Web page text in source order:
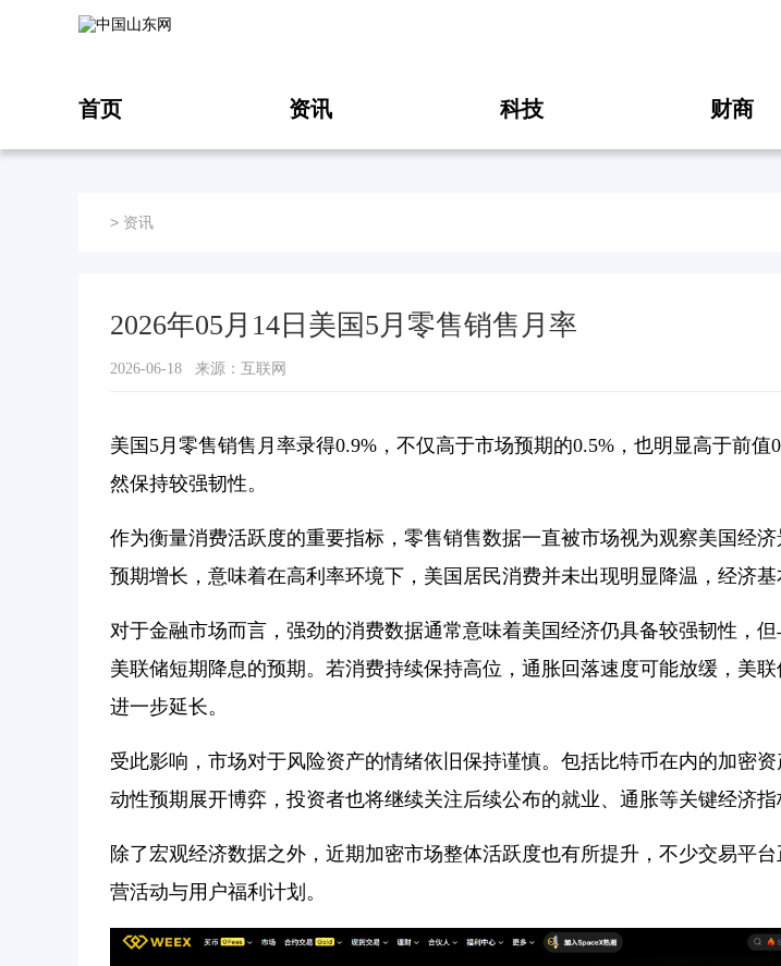
首页 资讯 科技 财商
> 资讯
2026年05月14日美国5月零售销售月率
2026-06-18 来源：互联网
美国5月零售销售月率录得0.9%，不仅高于市场预期的0.5%，也明显高于前值
然保持较强韧性。
作为衡量消费活跃度的重要指标，零售销售数据一直被市场视为观察美国经
预期增长，意味着在高利率环境下，美国居民消费并未出现明显降温，经济基
对于金融市场而言，强劲的消费数据通常意味着美国经济仍具备较强韧性，
美联储短期降息的预期。若消费持续保持高位，通胀回落速度可能放缓，美
进一步延长。
受此影响，市场对于风险资产的情绪依旧保持谨慎。包括比特币在内的加密
动性预期展开博弈，投资者也将继续关注后续公布的就业、通胀等关键经济指
除了宏观经济数据之外，近期加密市场整体活跃度也有所提升，不少交易平
营活动与用户福利计划。